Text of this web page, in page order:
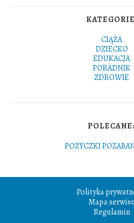
CIĄŻA
DZIECKO
EDUKACJA
PORADNIK
ZDROWIE
POLECANE:
POŻYCZKI
Polityka
Mapa
Regulamin